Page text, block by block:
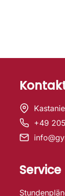
+49
Service